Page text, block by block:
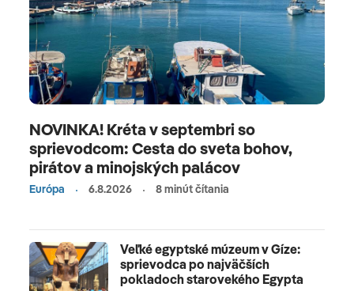
NOVINKA! Kréta v septembri so
sprievodcom: Cesta do sveta bohov,
pirátov a minojských palácov
Európa 6.8.2026 8 minút čítania
Veľké egyptské múzeum v Gíze:
sprievodca po najväčších
pokladoch starovekého Egypta